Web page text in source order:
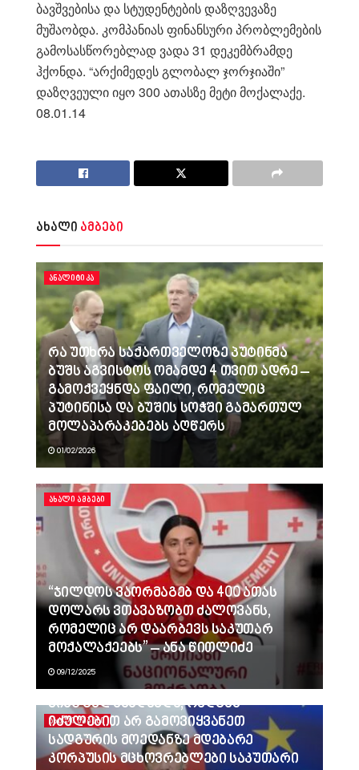
ბავშვებისა და სტუდენტების დაზღვევაზე
მუშაობდა. კომპანიას ფინანსური პრობლემების
გამოსასწორებლად ვადა 31 დეკემბრამდე
ჰქონდა. “არქიმედეს გლობალ ჯორჯიაში”
დაზღვეული იყო 300 ათასზე მეტი მოქალაქე.
08.01.14
ახალი ამბები
ᲐᲜᲐᲚᲘᲢᲘᲙᲐ
რა უთხრა საქართველოზე პუტინმა
ბუშს აგვისტოს ომამდე 4 თვით ადრე –
გამოქვეყნდა ფაილი, რომელიც
პუტინისა და ბუშის სოჭში გამართულ
მოლაპარაკებებს აღწერს
01/02/2026
ᲐᲮᲐᲚᲘ ᲐᲛᲑᲔᲑᲘ
“ჯილდოს ვაორმაგებ და 400 ათას
დოლარს ვთავაზობთ ძალოვანს,
რომელიც არ დაარბევს საკუთარ
მოქალაქეებს” – ანა წითლიძე
09/12/2025
ᲐᲮᲐᲚᲘ ᲐᲛᲑᲔᲑᲘ
ვინც გვლანძღავდა, რადგან
იძულებით არ გამოვიყვანეთ
სადგურის მოედანზე მდებარე
კორპუსის მცხოვრებლები საკუთარი